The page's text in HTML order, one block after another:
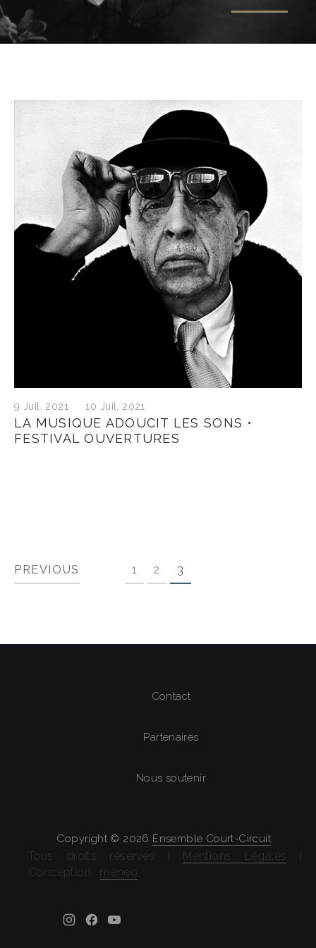
9 Juil, 2021 —10 Juil, 2021
LA MUSIQUE ADOUCIT LES SONS •
FESTIVAL OUVERTURES
PREVIOUS 1 2 3
Copyright © 2026 Ensemble Court-Circuit.
Tous droits réservés | Mentions Légales
Conception : meneo
Contact
Partenaires
Nous soutenir
New Window
New Window
New Window